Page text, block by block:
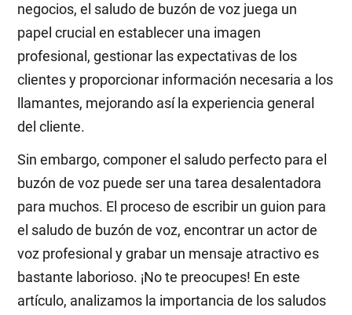
negocios, el saludo de buzón de voz juega un
papel crucial en establecer una imagen
profesional, gestionar las expectativas de los
clientes y proporcionar información necesaria a los
llamantes, mejorando así la experiencia general
del cliente.
Sin embargo, componer el saludo perfecto para el
buzón de voz puede ser una tarea desalentadora
para muchos. El proceso de escribir un guion para
el saludo de buzón de voz, encontrar un actor de
voz profesional y grabar un mensaje atractivo es
bastante laborioso. ¡No te preocupes! En este
artículo, analizamos la importancia de los saludos